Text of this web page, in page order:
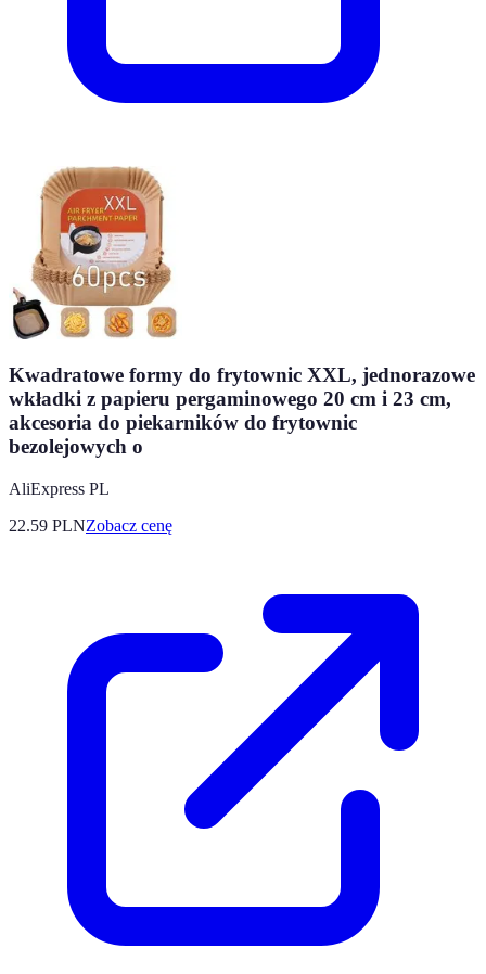
Kwadratowe formy do frytownic XXL, jednorazowe
wkładki z papieru pergaminowego 20 cm i 23 cm,
akcesoria do piekarników do frytownic
bezolejowych o
AliExpress PL
22.59 PLNZobacz cenę